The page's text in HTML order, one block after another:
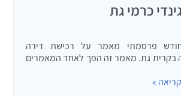
כרמי גת
פרסמתי מאמר על רכישת דירה
בקרית גת. מאמר זה הפך לאחד המאמרים
אם תקרא את החוזה רכישה של גינדי
»